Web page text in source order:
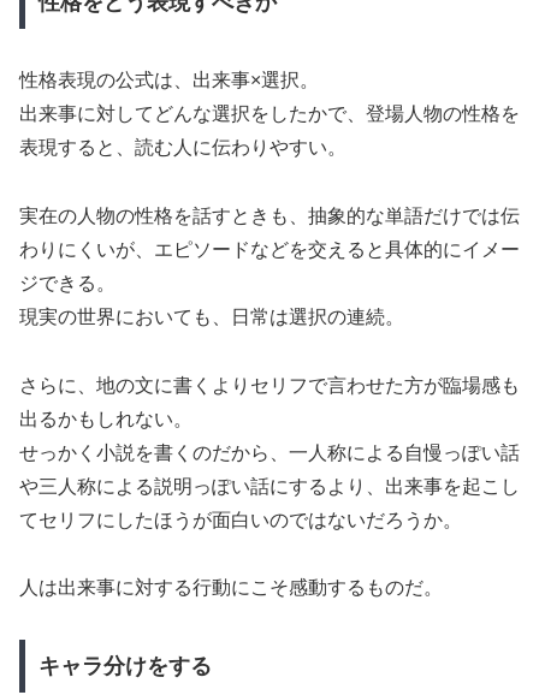
性格表現の公式は、出来事×選択。
出来事に対してどんな選択をしたかで、登場人物の性格を
表現すると、読む人に伝わりやすい。
実在の人物の性格を話すときも、抽象的な単語だけでは伝
わりにくいが、エピソードなどを交えると具体的にイメー
ジできる。
現実の世界においても、日常は選択の連続。
さらに、地の文に書くよりセリフで言わせた方が臨場感も
出るかもしれない。
せっかく小説を書くのだから、一人称による自慢っぽい話
や三人称による説明っぽい話にするより、出来事を起こし
てセリフにしたほうが面白いのではないだろうか。
人は出来事に対する行動にこそ感動するものだ。
キャラ分けをする